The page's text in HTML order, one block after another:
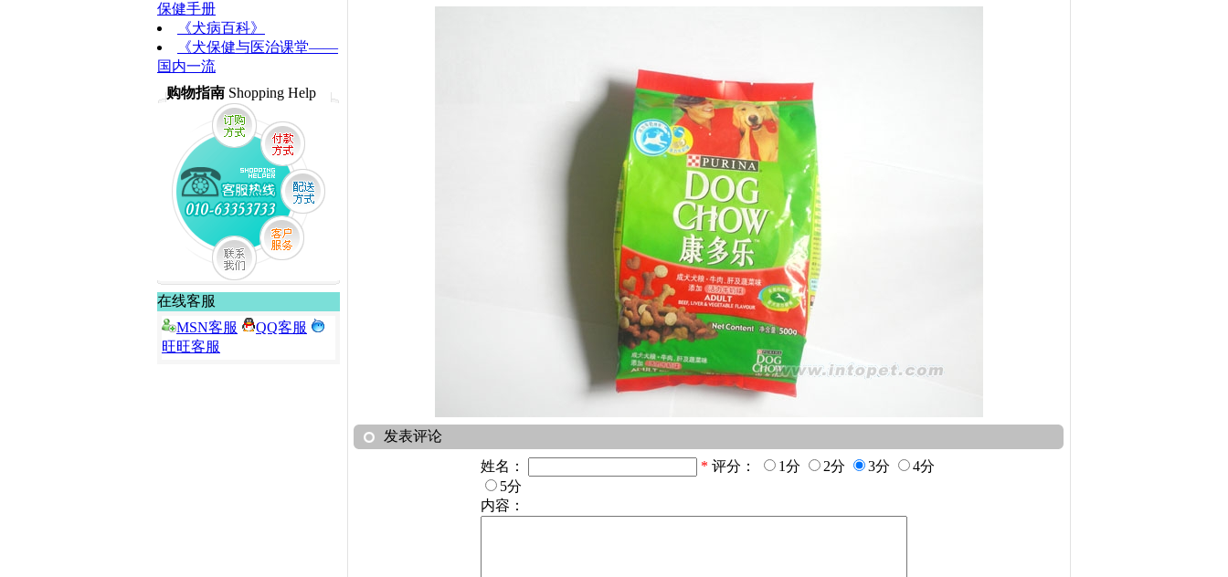
保健手册
《犬病百科》
《犬保健与医治课堂——
国内一流
购物指南 Shopping Help
在线客服
MSN客服
QQ客服
旺旺客服
发表评论
姓名：
* 评分： 1分 2分 3分
4分
5分
内容：